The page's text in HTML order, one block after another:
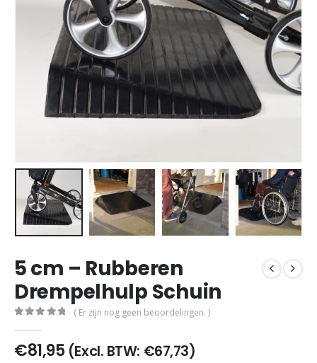
5 cm – Rubberen
Drempelhulp Schuin
( Er zijn nog geen beoordelingen. )
€81,95 (Excl. BTW: €67,73)